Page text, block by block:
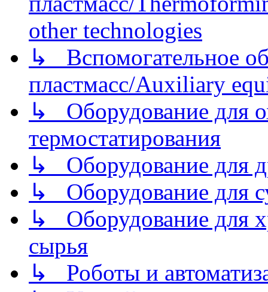
other technologies
↳ Вспомогательное
пластмасс/Auxiliary
↳ Оборудование для
термостатирования
↳ Оборудование для
↳ Оборудование для
↳ Оборудование для
сырья
↳ Роботы и